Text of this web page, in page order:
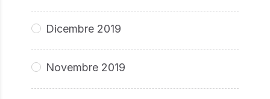
Dicembre 2019
Novembre 2019